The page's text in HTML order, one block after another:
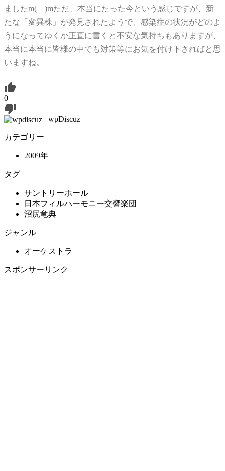
ましたm(__)mただ、本当にたった今という感じですが、新
たな「変異株」が発見されたようで、感染症の状況がどのよ
うになってゆくか正直に書くと不安な気持ちもありますが、
本当に本当に皆様の中でも対策等にお気を付け下さればと思
いますね。
0
wpDiscuz
カテゴリー
2009年
タグ
サントリーホール
日本フィルハーモニー交響楽団
沼尻竜典
ジャンル
オーケストラ
スポンサーリンク